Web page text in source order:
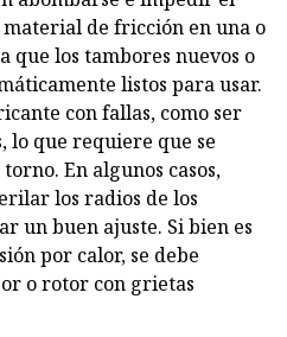
de fricción en una o
que los tambores nuevos o
listos para usar.
con fallas, como ser
lo que requiere que se
En algunos casos,
los radios de los
un buen ajuste. Si bien es
por calor, se debe
o rotor con grietas